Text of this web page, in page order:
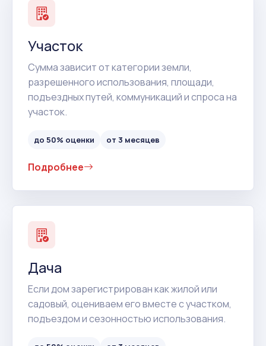
Участок
Сумма зависит от категории земли,
разрешенного использования, площади,
подъездных путей, коммуникаций и спроса на
участок.
до 50% оценки от 3 месяцев
Подробнее
Дача
Если дом зарегистрирован как жилой или
садовый, оцениваем его вместе с участком,
подъездом и сезонностью использования.